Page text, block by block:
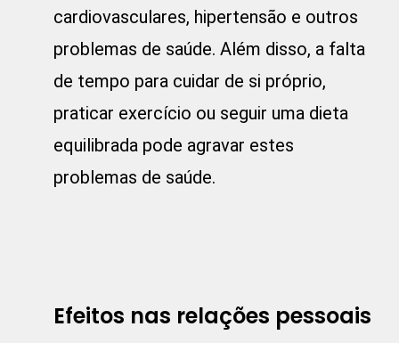
cardiovasculares, hipertensão e outros
problemas de saúde. Além disso, a falta
de tempo para cuidar de si próprio,
praticar exercício ou seguir uma dieta
equilibrada pode agravar estes
problemas de saúde.
Efeitos nas relações pessoais